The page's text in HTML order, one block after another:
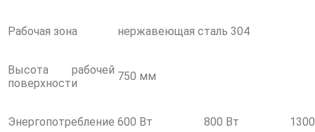
Рабочая зона нержавеющая сталь 304
Высота рабочей
поверхности
750 мм
Энергопотребление 600 Вт 800 Вт